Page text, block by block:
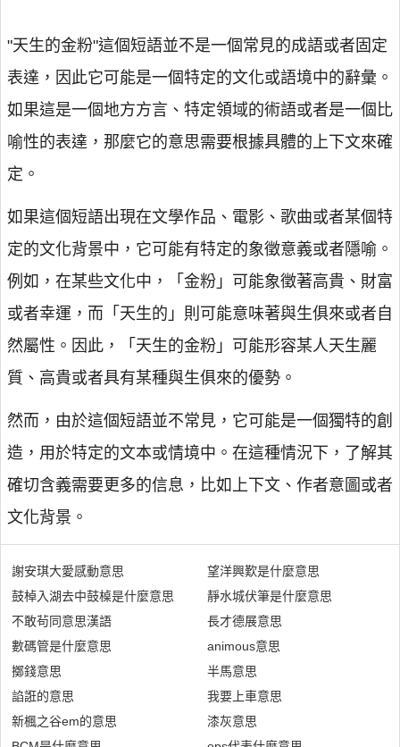
"天生的金粉"這個短語並不是一個常見的成語或者固定
表達，因此它可能是一個特定的文化或語境中的辭彙。
如果這是一個地方方言、特定領域的術語或者是一個比
喻性的表達，那麼它的意思需要根據具體的上下文來確
定。
如果這個短語出現在文學作品、電影、歌曲或者某個特
定的文化背景中，它可能有特定的象徵意義或者隱喻。
例如，在某些文化中，「金粉」可能象徵著高貴、財富
或者幸運，而「天生的」則可能意味著與生俱來或者自
然屬性。因此，「天生的金粉」可能形容某人天生麗
質、高貴或者具有某種與生俱來的優勢。
然而，由於這個短語並不常見，它可能是一個獨特的創
造，用於特定的文本或情境中。在這種情況下，了解其
確切含義需要更多的信息，比如上下文、作者意圖或者
文化背景。
謝安琪大愛感動意思
鼓棹入湖去中鼓槕是什麼意思
不敢茍同意思漢語
數碼管是什麼意思
擲錢意思
諂誑的意思
新楓之谷em的意思
望洋興歎是什麼意思
靜水城伏筆是什麼意思
長才德展意思
animous意思
半馬意思
我要上車意思
漆灰意思